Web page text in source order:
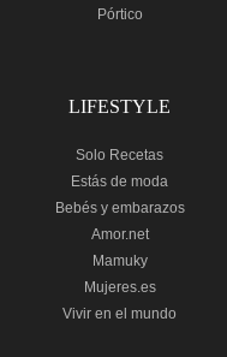
Pórtico
LIFESTYLE
Solo Recetas
Estás de moda
Bebés y embarazos
Amor.net
Mamuky
Mujeres.es
Vivir en el mundo